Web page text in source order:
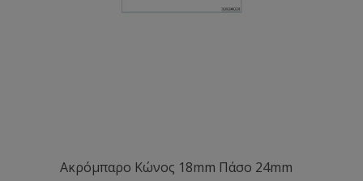
Aκρόμπαρο Κώνος 18mm Πάσο 24mm